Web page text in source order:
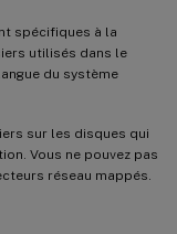
spécifiques à la
utilisés dans le
du système
sur les disques qui
Vous ne pouvez pas
réseau mappés.